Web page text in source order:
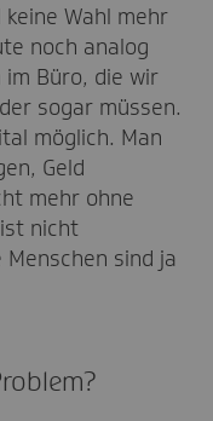
Wahl mehr
noch analog
im Büro, die wir
sogar müssen.
möglich. Man
Geld
mehr ohne
nicht
sind ja